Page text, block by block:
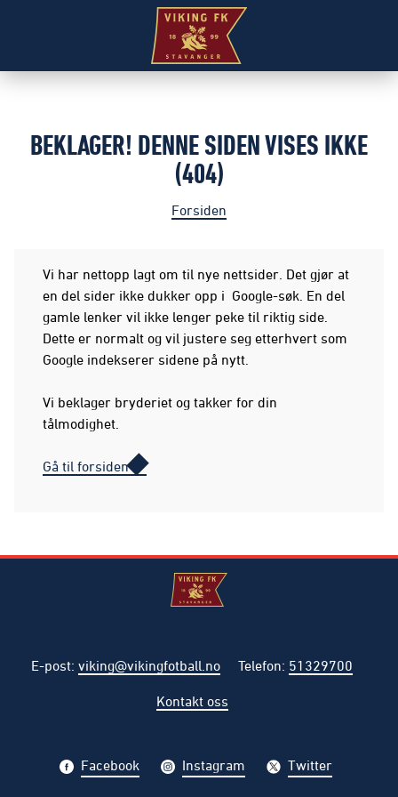
BEKLAGER! DENNE SIDEN VISES IKKE
(404)
Forsiden
Vi har nettopp lagt om til nye nettsider. Det gjør at
en del sider ikke dukker opp i Google-søk. En del
gamle lenker vil ikke lenger peke til riktig side.
Dette er normalt og vil justere seg etterhvert som
Google indekserer sidene på nytt.
Vi beklager bryderiet og takker for din
tålmodighet.
Gå til forsiden
E-post: viking@vikingfotball.no Telefon: 51329700
Kontakt oss
Facebook Instagram Twitter